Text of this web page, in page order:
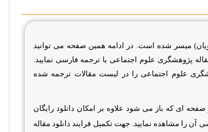
میسر شده است. در ادامه همین صفحه می توانید
پژوهشگری علوم اجتماعی با ترجمه فارسی نمایید.
علوم اجتماعی را در لیست مقالات ترجمه شده
صفحه ای که باز می شود علاوه بر امکان دانلود رایگان
را مشاهده نمایید. جهت تکمیل فرایند دانلود مقاله